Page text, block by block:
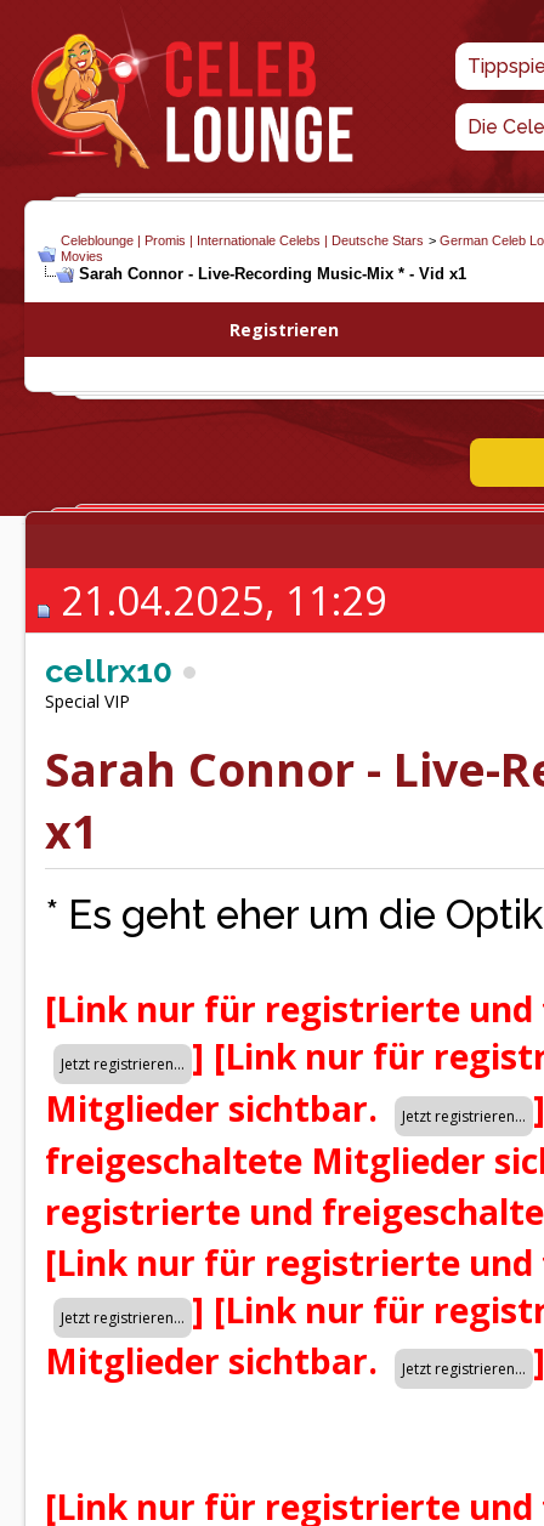
Die
Celeblounge | Promis | Internationale Celebs | Deutsche Stars > German Celeb
Movies
Sarah Connor - Live-Recording Music-Mix * - Vid x1
Registrieren
21.04.2025, 11:29
cellrx10
Special VIP
Sarah Connor - Live-
x1
* Es geht eher um die
[Link nur für registrierte
] [Link nur für
Mitglieder sichtbar.
]
freigeschaltete Mitglieder
registrierte und
[Link nur für registrierte
] [Link nur für
Mitglieder sichtbar.
]
[Link nur für registrierte